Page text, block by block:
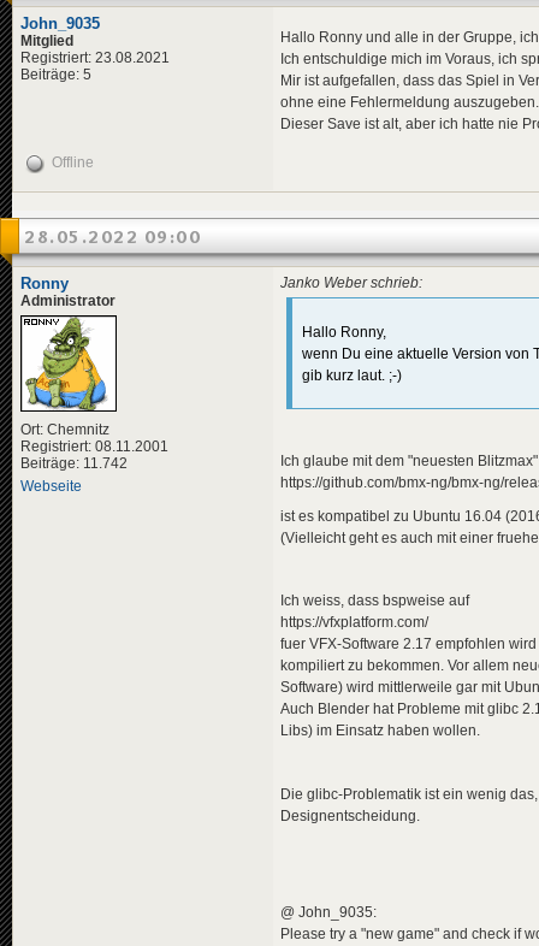
John_9035
Mitglied
Registriert: 23.08.2021
Beiträge: 5
Hallo Ronny und alle in der Gruppe,
Ich entschuldige mich im Voraus, ich
Mir ist aufgefallen, dass das Spiel in
ohne eine Fehlermeldung
Dieser Save ist alt, aber ich hatte nie
Offline
28.05.2022 09:00
Ronny
Administrator
Ort: Chemnitz
Registriert: 08.11.2001
Beiträge: 11.742
Webseite
Janko Weber schrieb:
Hallo Ronny,
wenn Du eine aktuelle Version von
gib kurz laut. ;-)
Ich glaube mit dem "neuesten
https://github.com/bmx-ng/bmx-ng/
ist es kompatibel zu Ubuntu 16.04
(Vielleicht geht es auch mit einer
Ich weiss, dass bspweise auf
https://vfxplatform.com/
fuer VFX-Software 2.17 empfohlen
kompiliert zu bekommen. Vor allem
Software) wird mittlerweile gar mit
Auch Blender hat Probleme mit glibc
Libs) im Einsatz haben wollen.
Die glibc-Problematik ist ein wenig
Designentscheidung.
@ John_9035:
Please try a "new game" and check if